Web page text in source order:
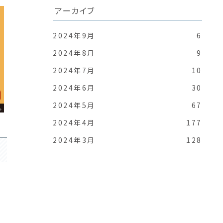
アーカイブ
2024年9月
6
2024年8月
9
2024年7月
10
2024年6月
30
2024年5月
67
2024年4月
177
2024年3月
128